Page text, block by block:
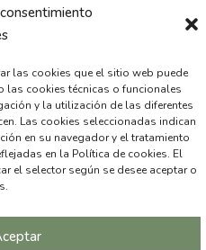
las cookies que el sitio web puede
las cookies técnicas o funcionales
y la utilización de las diferentes
Las cookies seleccionadas indican
en su navegador y el tratamiento
en la Política de cookies. El
el selector según se desee aceptar o